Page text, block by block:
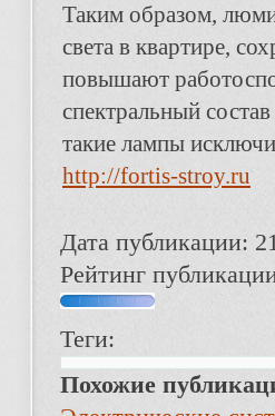
Таким образом,
света в квартире,
повышают
спектральный
такие лампы
http://fortis-stroy.ru
Дата публикации:
Рейтинг
Теги:
Похожие